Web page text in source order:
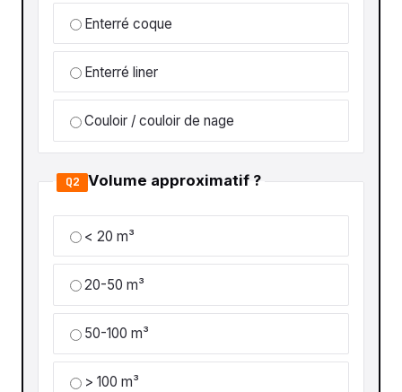
Enterré coque
Enterré liner
Couloir / couloir de nage
Q2 Volume approximatif ?
< 20 m³
20-50 m³
50-100 m³
> 100 m³